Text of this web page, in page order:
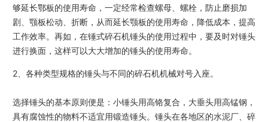
够延长鄂板的使用寿命，一定经常检查螺母、螺栓，防止磨损加
剧、颚板松动、折断，从而延长颚板的使用寿命，降低成本，提高
工作效率。再如，在锤式碎石机锤头的使用过程中，要及时对锤头
进行换面，这样可以大大增加的锤头的使用寿命。
2、各种类型规格的锤头与不同的碎石机机械对号入座。
选择锤头的基本原则便是：小锤头用高铬复合，大垂头用高锰钢，
具有腐蚀性的物料不适宜用锻造锤头。锤头在各地区的水泥厂、碎